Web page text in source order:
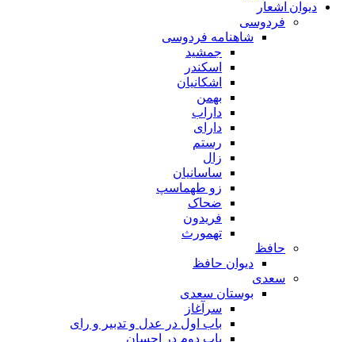
دیوان اشعار
فردوسی
شاهنامه فردوسی
جمشید
اسکندر
اشکانیان
بهمن
داراب
دارای
رستم
زال
ساسانیان
زو طهماسپ‏
ضحاک
فریدون
تهمورث
حافظ
دیوان حافظ
سعدی
بوستان سعدی
سرآغاز
باب اول در عدل و تدبیر و رای
باب دوم در احسان